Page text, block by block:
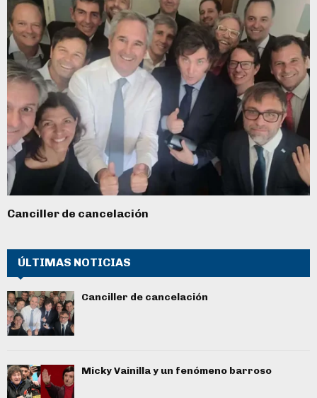
Canciller de cancelación
ÚLTIMAS NOTICIAS
Canciller de cancelación
Micky Vainilla y un fenómeno barroso